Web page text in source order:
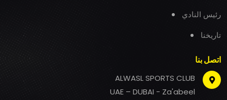
رئيس النادي
تاريخنا
اتصل بنا
ALWASL SPORTS CLUB
UAE – DUBAI - Za'abeel